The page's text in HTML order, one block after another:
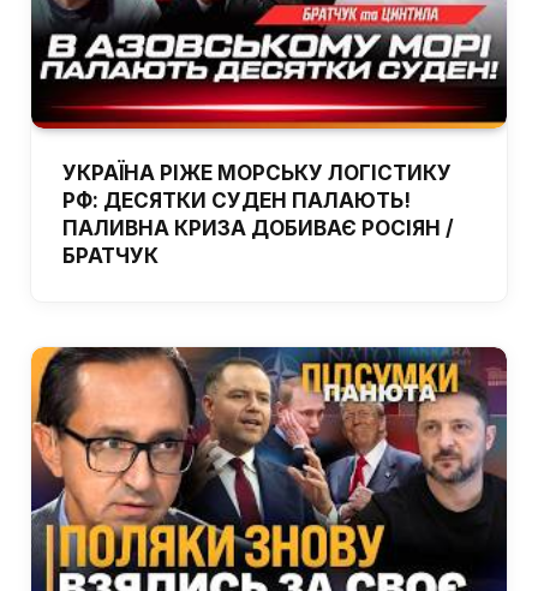
УКРАЇНА РІЖЕ МОРСЬКУ ЛОГІСТИКУ
РФ: ДЕСЯТКИ СУДЕН ПАЛАЮТЬ!
ПАЛИВНА КРИЗА ДОБИВАЄ РОСІЯН /
БРАТЧУК